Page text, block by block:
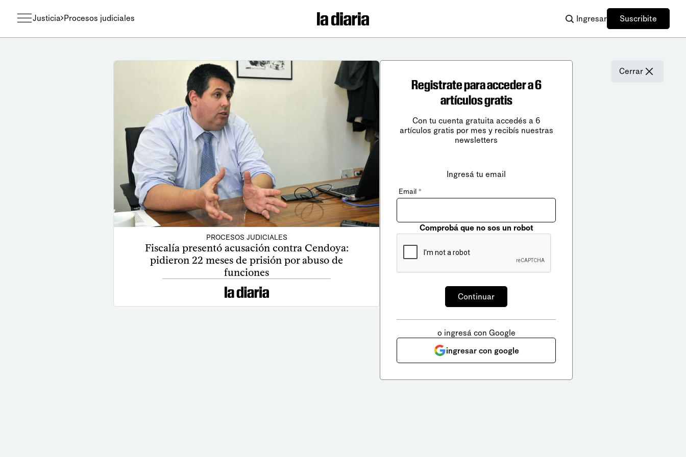
Justicia Procesos judiciales Ingresar Suscribite
PROCESOS JUDICIALES
Fiscalía presentó acusación contra Cendoya:
pidieron 22 meses de prisión por abuso de
funciones
Cerrar
Registrate para acceder a 6
artículos gratis
Con tu cuenta gratuita accedés a 6
artículos gratis por mes y recibís nuestras
newsletters
Ingresá tu email
Email *
Comprobá que no sos un robot
o ingresá con Google
ingresar con google